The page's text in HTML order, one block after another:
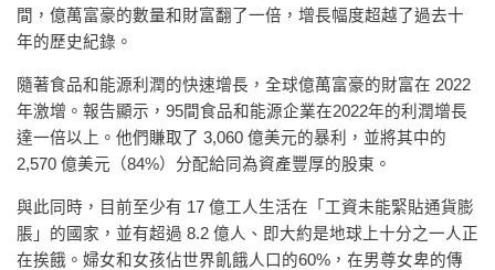
間，億萬富豪的數量和財富翻了一倍，增長幅度超越了過去十
年的歷史紀錄。
隨著食品和能源利潤的快速增長，全球億萬富豪的財富在 2022
年激增。報告顯示，95間食品和能源企業在2022年的利潤增長
達一倍以上。他們賺取了 3,060 億美元的暴利，並將其中的
2,570 億美元（84%）分配給同為資產豐厚的股東。
與此同時，目前至少有 17 億工人生活在「工資未能緊貼通貨膨
脹」的國家，並有超過 8.2 億人、即大約是地球上十分之一人正
在挨餓。婦女和女孩佔世界飢餓人口的60%，在男尊女卑的傳